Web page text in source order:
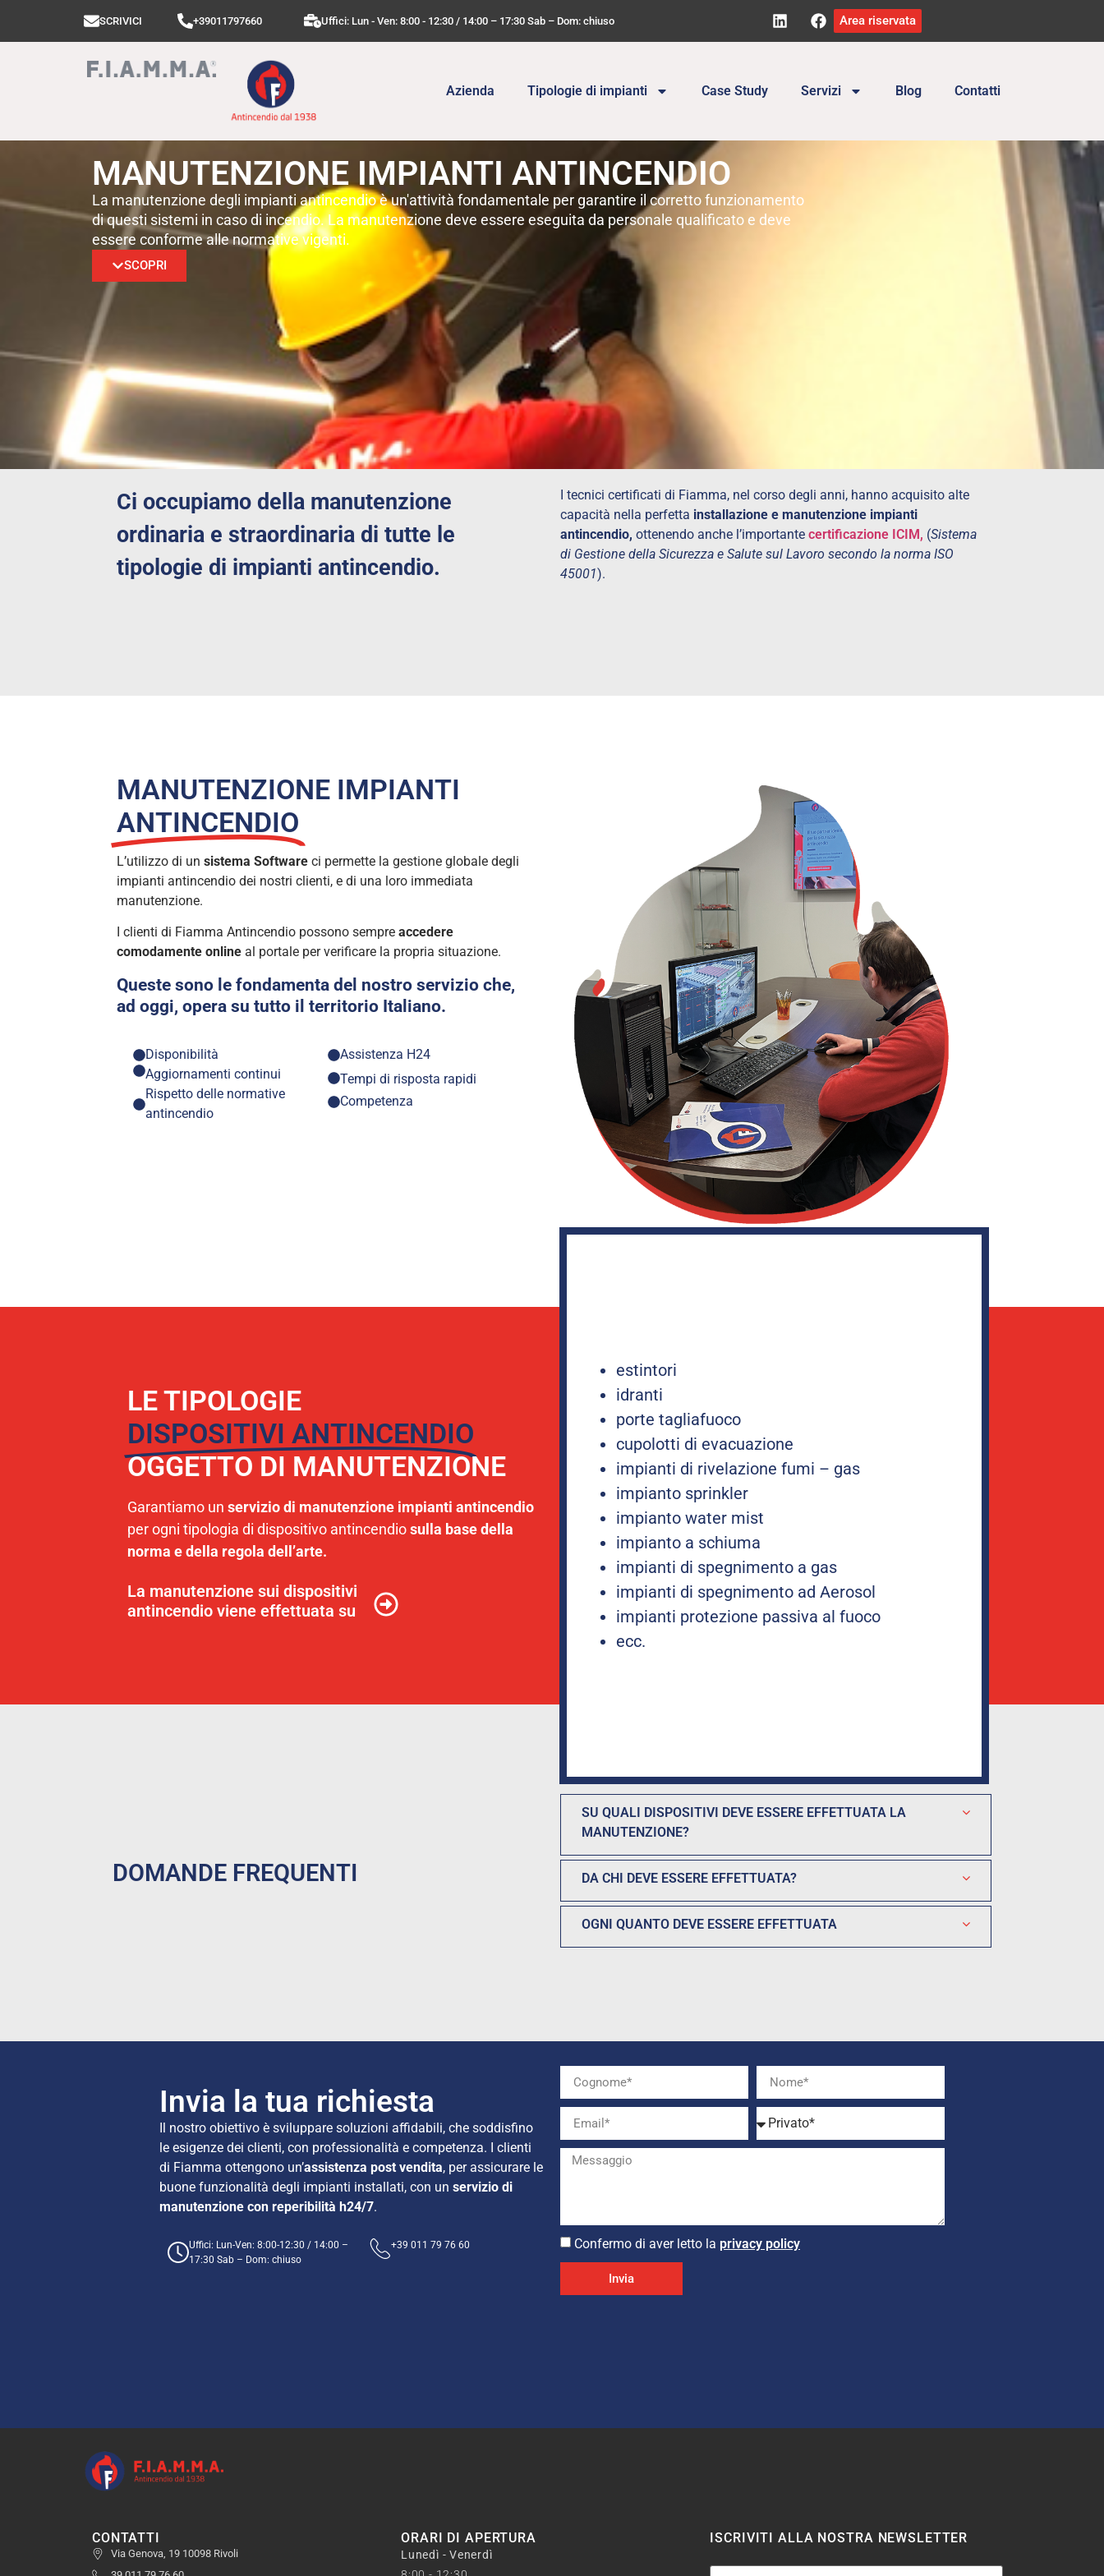
SCRIVICI +39011797660 Uffici: Lun - Ven: 8:00 - 12:30 / 14:00 – 17:30 Sab – Dom: chiuso Area riservata
Azienda Tipologie di impianti Case Study Servizi Blog Contatti
MANUTENZIONE IMPIANTI ANTINCENDIO
La manutenzione degli impianti antincendio è un'attività fondamentale per garantire il corretto funzionamento
di questi sistemi in caso di incendio. La manutenzione deve essere eseguita da personale qualificato e deve
essere conforme alle normative vigenti.
SCOPRI
Ci occupiamo della manutenzione
ordinaria e straordinaria di tutte le
tipologie di impianti antincendio.
I tecnici certificati di Fiamma, nel corso degli anni, hanno acquisito alte
capacità nella perfetta installazione e manutenzione impianti
antincendio, ottenendo anche l’importante certificazione ICIM, (Sistema
di Gestione della Sicurezza e Salute sul Lavoro secondo la norma ISO
45001).
MANUTENZIONE IMPIANTI
ANTINCENDIO
L’utilizzo di un sistema Software ci permette la gestione globale degli
impianti antincendio dei nostri clienti, e di una loro immediata
manutenzione.
I clienti di Fiamma Antincendio possono sempre accedere
comodamente online al portale per verificare la propria situazione.
Queste sono le fondamenta del nostro servizio che,
ad oggi, opera su tutto il territorio Italiano.
Disponibilità
Aggiornamenti continui
Rispetto delle normative
antincendio
Assistenza H24
Tempi di risposta rapidi
Competenza
LE TIPOLOGIE
DISPOSITIVI ANTINCENDIO
OGGETTO DI MANUTENZIONE
Garantiamo un servizio di manutenzione impianti antincendio
per ogni tipologia di dispositivo antincendiosulla base della
norma e della regola dell’arte.
La manutenzione sui dispositivi
antincendio viene effettuata su
estintori
idranti
porte tagliafuoco
cupolotti di evacuazione
impianti di rivelazione fumi – gas
impianto sprinkler
impianto water mist
impianto a schiuma
impianti di spegnimento a gas
impianti di spegnimento ad Aerosol
impianti protezione passiva al fuoco
ecc.
DOMANDE FREQUENTI
SU QUALI DISPOSITIVI DEVE ESSERE EFFETTUATA LA
MANUTENZIONE?
DA CHI DEVE ESSERE EFFETTUATA?
OGNI QUANTO DEVE ESSERE EFFETTUATA
Invia la tua richiesta
Il nostro obiettivo è sviluppare soluzioni affidabili, che soddisfino
le esigenze dei clienti, con professionalità e competenza. I clienti
di Fiamma ottengono un’assistenza post vendita, per assicurare le
buone funzionalità degli impianti installati, con unservizio di
manutenzione con reperibilità h24/7.
Uffici: Lun-Ven: 8:00-12:30 / 14:00 –
17:30 Sab – Dom: chiuso
+39 011 79 76 60 Confermo di aver letto la privacy policy
Invia
CONTATTI
Via Genova, 19 10098 Rivoli
ORARI DI APERTURA
Lunedì - Venerdì
ISCRIVITI ALLA NOSTRA NEWSLETTER